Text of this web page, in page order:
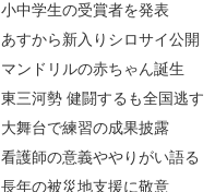
小中学生の受賞者を発表
あすから新入りシロサイ公開
マンドリルの赤ちゃん誕生
東三河勢 健闘するも全国逃す
大舞台で練習の成果披露
看護師の意義ややりがい語る
長年の被災地支援に敬意